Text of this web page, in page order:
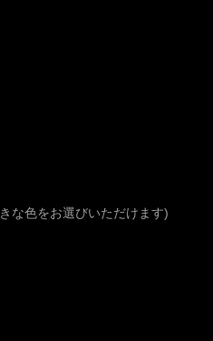
な色をお選びいただけます)